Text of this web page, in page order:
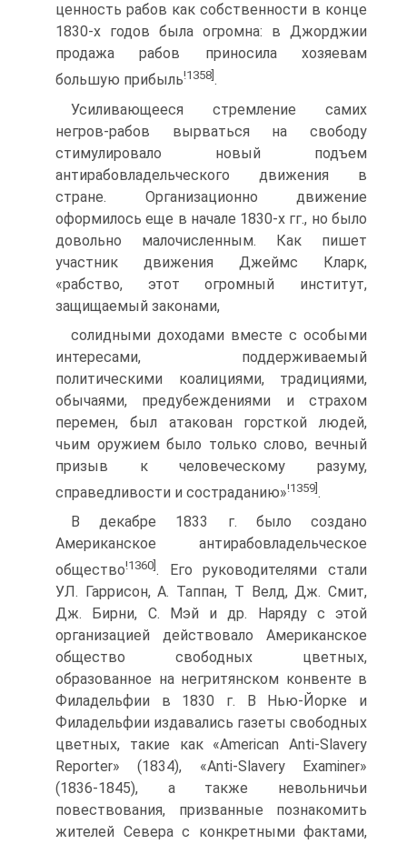
ценность рабов как собственности в конце
1830-х годов была огромна: в Джорджии
продажа рабов приносила хозяевам
большую прибыль!1358] .
Усиливающееся стремление самих
негров-рабов вырваться на свободу
стимулировало новый подъем
антирабовладельческого движения в
стране. Организационно движение
оформилось еще в начале 1830-х гг., но было
довольно малочисленным. Как пишет
участник движения Джеймс Кларк,
«рабство, этот огромный институт,
защищаемый законами,
солидными доходами вместе с особыми
интересами, поддерживаемый
политическими коалициями, традициями,
обычаями, предубеждениями и страхом
перемен, был атакован горсткой людей,
чьим оружием было только слово, вечный
призыв к человеческому разуму,
справедливости и состраданию»!1359].
В декабре 1833 г. было создано
Американское антирабовладельческое
общество!1360] . Его руководителями стали
УЛ. Гаррисон, А. Таппан, Т Велд, Дж. Смит,
Дж. Бирни, С. Мэй и др. Наряду с этой
организацией действовало Американское
общество свободных цветных,
образованное на негритянском конвенте в
Филадельфии в 1830 г. В Нью-Йорке и
Филадельфии издавались газеты свободных
цветных, такие как «American Anti-Slavery
Reporter» (1834), «Anti-Slavery Examiner»
(1836-1845), а также невольничьи
повествования, призванные познакомить
жителей Севера с конкретными фактами,